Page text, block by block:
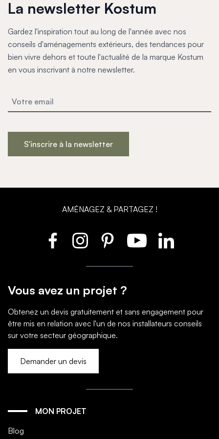
La newsletter Kostum
Gardez l'inspiration tout au long de l'année avec nos
conseils d'aménagements extérieurs, des tendances pour
bien vivre dehors et toute l'actualité de la marque Kostum
en vous inscrivant à notre newsletter.
S'inscrire à la newsletter
AMÉNAGEZ & PARTAGEZ !
Vous avez un projet ?
Obtenez un devis gratuitement et sans engagement pour
être mis en relation avec l'un de nos installateurs conseils
sur votre secteur géographique.
Demander un devis
MON PROJET
Blog